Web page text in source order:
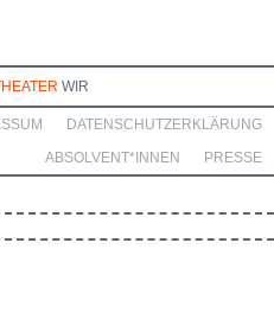
WIR
DATENSCHUTZERKLÄRUNG
PRESSE
ABSOLVENT*INNEN